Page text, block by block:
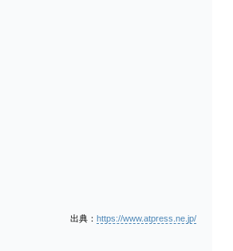
出典： https://www.atpress.ne.jp/